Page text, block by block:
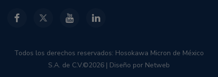
Todos los derechos reservados: Hosokawa Micron de México
S.A. de C.V.©2026 | Diseño por Netweb